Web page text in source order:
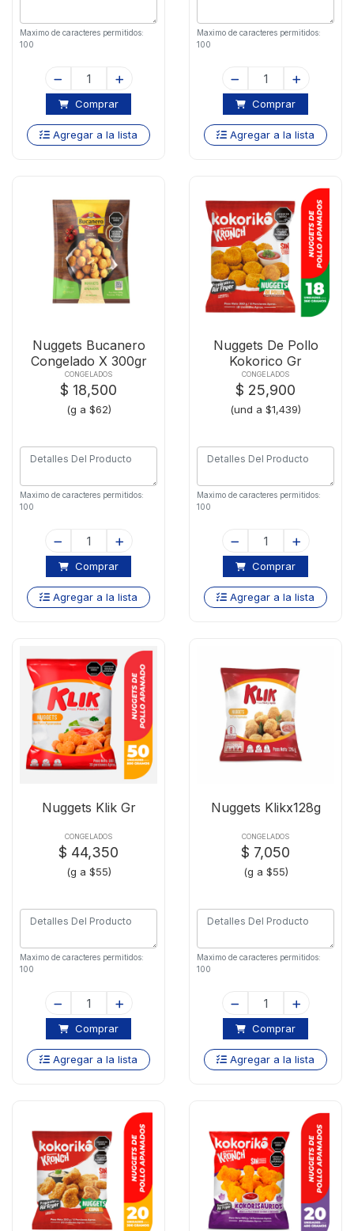
Maximo de caracteres permitidos:
100
Comprar
Agregar a la lista
Maximo de caracteres permitidos:
100
Comprar
Agregar a la lista
Nuggets Bucanero
Congelado X 300gr
CONGELADOS
$ 18,500
(g a $62)
Maximo de caracteres permitidos:
100
Comprar
Agregar a la lista
Nuggets De Pollo
Kokorico Gr
CONGELADOS
$ 25,900
(und a $1,439)
Maximo de caracteres permitidos:
100
Comprar
Agregar a la lista
Nuggets Klik Gr
CONGELADOS
$ 44,350
(g a $55)
Maximo de caracteres permitidos:
100
Comprar
Agregar a la lista
Nuggets Klikx128g
CONGELADOS
$ 7,050
(g a $55)
Maximo de caracteres permitidos:
100
Comprar
Agregar a la lista